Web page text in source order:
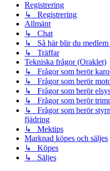
Registrering
↳ Registrering
Allmänt
↳ Chat
↳ Så här blir du medlem
↳ Träffar
Tekniska frågor (Oraklet)
↳ Frågor som berör
↳ Frågor som berör
↳ Frågor som berör
↳ Frågor som berör
↳ Frågor som berör
fjädring
↳ Mektips
Marknad köpes och säljes
↳ Köpes
↳ Säljes